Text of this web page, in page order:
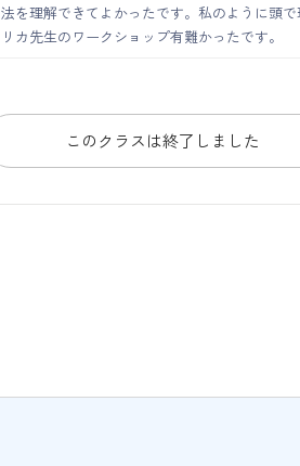
法を理解できてよかったです。私のように頭
リカ先生のワークショップ有難かったです。
このクラスは終了しました